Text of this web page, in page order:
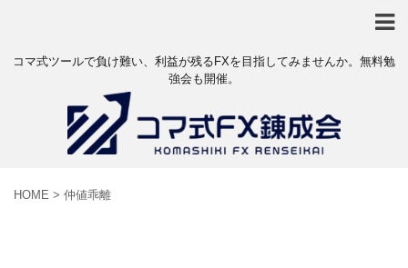
コマ式ツールで負け難い、利益が残るFXを目指してみませんか。無料勉
強会も開催。
HOME > 仲値乖離